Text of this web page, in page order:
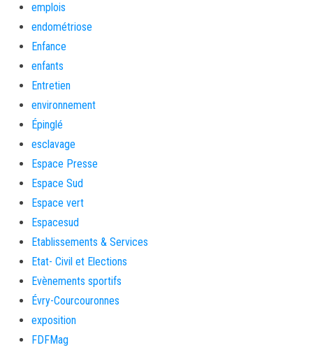
emplois
endométriose
Enfance
enfants
Entretien
environnement
Épinglé
esclavage
Espace Presse
Espace Sud
Espace vert
Espacesud
Etablissements & Services
Etat- Civil et Elections
Evènements sportifs
Évry-Courcouronnes
exposition
FDFMag